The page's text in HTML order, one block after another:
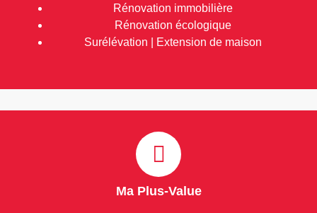
Rénovation immobilière
Rénovation écologique
Surélévation | Extension de maison
Ma Plus-Value